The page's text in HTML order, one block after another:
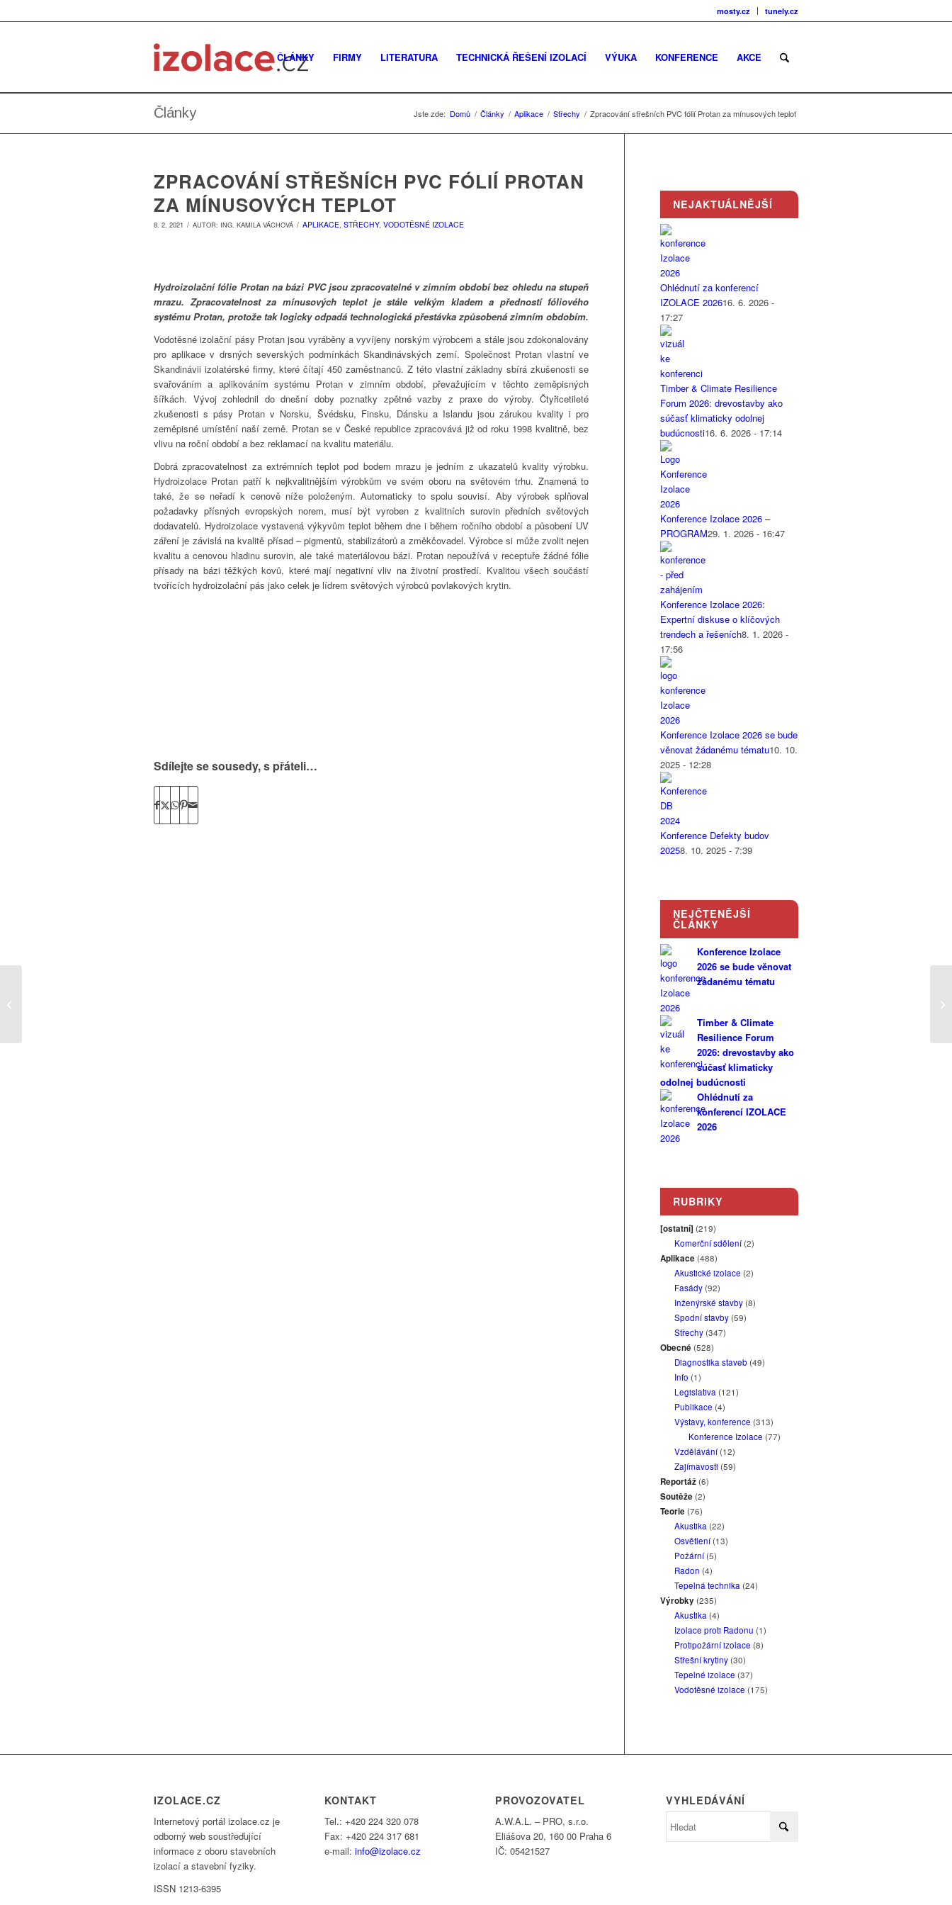
mosty.cz tunely.cz
ČLÁNKY FIRMY LITERATURA TECHNICKÁ ŘEŠENÍ IZOLACÍ VÝUKA KONFERENCE AKCE
Články Jste zde: Domů / Články / Aplikace / Střechy / Zpracování střešních PVC fólií Protan za mínusových teplot
ZPRACOVÁNÍ STŘEŠNÍCH PVC FÓLIÍ PROTAN
ZA MÍNUSOVÝCH TEPLOT
8. 2. 2021 / AUTOR: ING. KAMILA VÁCHOVÁ / APLIKACE, STŘECHY, VODOTĚSNÉ IZOLACE
Hydroizolační fólie Protan na bázi PVC jsou zpracovatelné v zimním období bez ohledu na stupeň
mrazu. Zpracovatelnost za mínusových teplot je stále velkým kladem a předností fóliového
systému Protan, protože tak logicky odpadá technologická přestávka způsobená zimním obdobím.
Vodotěsné izolační pásy Protan jsou vyráběny a vyvíjeny norským výrobcem a stále jsou zdokonalovány
pro aplikace v drsných severských podmínkách Skandinávských zemí. Společnost Protan vlastní ve
Skandinávii izolatérské firmy, které čítají 450 zaměstnanců. Z této vlastní základny sbírá zkušenosti se
svařováním a aplikováním systému Protan v zimním období, převažujícím v těchto zeměpisných
šířkách. Vývoj zohlednil do dnešní doby poznatky zpětné vazby z praxe do výroby. Čtyřicetileté
zkušenosti s pásy Protan v Norsku, Švédsku, Finsku, Dánsku a Islandu jsou zárukou kvality i pro
zeměpisné umístění naší země. Protan se v České republice zpracovává již od roku 1998 kvalitně, bez
vlivu na roční období a bez reklamací na kvalitu materiálu.
Dobrá zpracovatelnost za extrémních teplot pod bodem mrazu je jedním z ukazatelů kvality výrobku.
Hydroizolace Protan patří k nejkvalitnějším výrobkům ve svém oboru na světovém trhu. Znamená to
také, že se neřadí k cenově níže položeným. Automaticky to spolu souvisí. Aby výrobek splňoval
požadavky přísných evropských norem, musí být vyroben z kvalitních surovin předních světových
dodavatelů. Hydroizolace vystavená výkyvům teplot během dne i během ročního období a působení UV
záření je závislá na kvalitě přísad – pigmentů, stabilizátorů a změkčovadel. Výrobce si může zvolit nejen
kvalitu a cenovou hladinu surovin, ale také materiálovou bázi. Protan nepoužívá v receptuře žádné fólie
přísady na bázi těžkých kovů, které mají negativní vliv na životní prostředí. Kvalitou všech součástí
tvořících hydroizolační pás jako celek je lídrem světových výrobců povlakových krytin.
Sdílejte se sousedy, s přáteli…
NEJAKTUÁLNĚJŠÍ
Ohlédnutí za konferencí
IZOLACE 202616. 6. 2026 -
17:27
Timber & Climate Resilience
Forum 2026: drevostavby ako
súčasť klimaticky odolnej
budúcnosti16. 6. 2026 - 17:14
Konference Izolace 2026 –
PROGRAM29. 1. 2026 - 16:47
Konference Izolace 2026:
Expertní diskuse o klíčových
trendech a řešeních8. 1. 2026 -
17:56
Konference Izolace 2026 se bude
věnovat žádanému tématu10. 10.
2025 - 12:28
Konference Defekty budov
20258. 10. 2025 - 7:39
NEJČTENĚJŠÍ
ČLÁNKY
Konference Izolace
2026 se bude věnovat
žádanému tématu
Timber & Climate
Resilience Forum
2026: drevostavby ako
súčasť klimaticky
odolnej budúcnosti
Ohlédnutí za
konferencí IZOLACE
2026
RUBRIKY
[ostatní] (219)
Komerční sdělení(2)
Aplikace (488)
Akustické izolace (2)
Fasády(92)
Inženýrské stavby(8)
Spodní stavby(59)
Střechy(347)
Obecné (528)
Diagnostika staveb (49)
Info (1)
Legislativa (121)
Publikace (4)
Výstavy, konference (313)
Konference Izolace (77)
Vzdělávání(12)
Zajímavosti (59)
Reportáž(6)
Soutěže (2)
Teorie (76)
Akustika (22)
Osvětlení(13)
Požární(5)
Radon (4)
Tepelná technika (24)
Výrobky(235)
Akustika (4)
Izolace proti Radonu (1)
Protipožární izolace (8)
Střešní krytiny(30)
Tepelné izolace (37)
Vodotěsné izolace (175)
IZOLACE.CZ
Internetový portál izolace.cz je
odborný web soustřeďující
informace z oboru stavebních
izolací a stavební fyziky.
ISSN 1213-6395
KONTAKT
Tel.: +420 224 320 078
Fax: +420 224 317 681
e-mail:info@izolace.cz
PROVOZOVATEL
A.W.A.L. – PRO, s.r.o.
Eliášova 20, 160 00 Praha 6
IČ: 05421527
VYHLEDÁVÁNÍ